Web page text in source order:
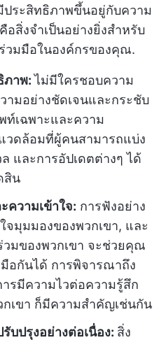
ระสิทธิภาพขึ้นอยู่กับความ
สิ่งจำเป็นอย่างยิ่งสำหรับ
วมมือในองค์กรของคุณ.
ภาพ:ไม่มีใครชอบความ
ามอย่างชัดเจนและกระชับ
เฉพาะและความ
วดล้อมที่ผู้คนสามารถแบ่ง
และการอัปเดตต่างๆ ได้
สิน
ความเข้าใจ: การฟังอย่าง
จมุมมองของพวกเขา, และ
มของพวกเขา จะช่วยคุณ
อกันได้ การพิจารณาถึง
รมีความไวต่อความรู้สึก
เขา ก็มีความสำคัญเช่นกัน
บปรุงอย่างต่อเนื่อง: สิ่ง